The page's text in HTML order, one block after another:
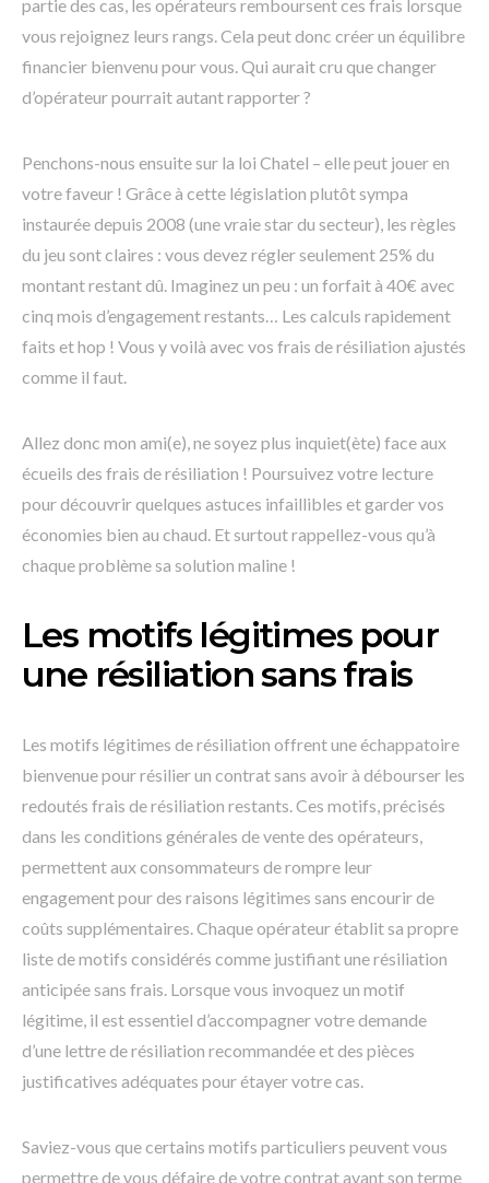
partie des cas, les opérateurs remboursent ces frais lorsque
vous rejoignez leurs rangs. Cela peut donc créer un équilibre
financier bienvenu pour vous. Qui aurait cru que changer
d’opérateur pourrait autant rapporter ?
Penchons-nous ensuite sur la loi Chatel – elle peut jouer en
votre faveur ! Grâce à cette législation plutôt sympa
instaurée depuis 2008 (une vraie star du secteur), les règles
du jeu sont claires : vous devez régler seulement 25% du
montant restant dû. Imaginez un peu : un forfait à 40€ avec
cinq mois d’engagement restants… Les calculs rapidement
faits et hop ! Vous y voilà avec vos frais de résiliation ajustés
comme il faut.
Allez donc mon ami(e), ne soyez plus inquiet(ète) face aux
écueils des frais de résiliation ! Poursuivez votre lecture
pour découvrir quelques astuces infaillibles et garder vos
économies bien au chaud. Et surtout rappellez-vous qu’à
chaque problème sa solution maline !
Les motifs légitimes pour
une résiliation sans frais
Les motifs légitimes de résiliation offrent une échappatoire
bienvenue pour résilier un contrat sans avoir à débourser les
redoutés frais de résiliation restants. Ces motifs, précisés
dans les conditions générales de vente des opérateurs,
permettent aux consommateurs de rompre leur
engagement pour des raisons légitimes sans encourir de
coûts supplémentaires. Chaque opérateur établit sa propre
liste de motifs considérés comme justifiant une résiliation
anticipée sans frais. Lorsque vous invoquez un motif
légitime, il est essentiel d’accompagner votre demande
d’une lettre de résiliation recommandée et des pièces
justificatives adéquates pour étayer votre cas.
Saviez-vous que certains motifs particuliers peuvent vous
permettre de vous défaire de votre contrat avant son terme